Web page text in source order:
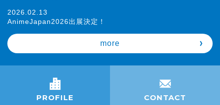
2026.02.13
AnimeJapan2026出展決定！
more
PROFILE CONTACT